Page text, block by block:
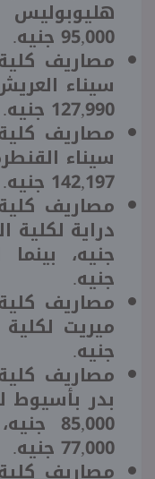
هليوبوليس
95,000 جنيه.
مصاريف
سيناء
127,990 جنيه.
مصاريف
سيناء
142,197 جنيه.
مصاريف
جنيه.
مصاريف
جنيه.
مصاريف
بدر بأسيوط
77,000 جنيه.
مصاريف